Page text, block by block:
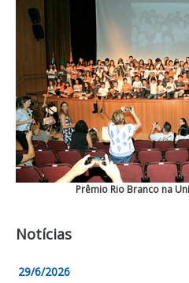
Prêmio Rio Branco na
Notícias
29/6/2026